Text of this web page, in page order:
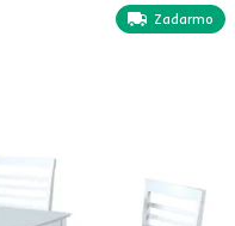
Zadarmo